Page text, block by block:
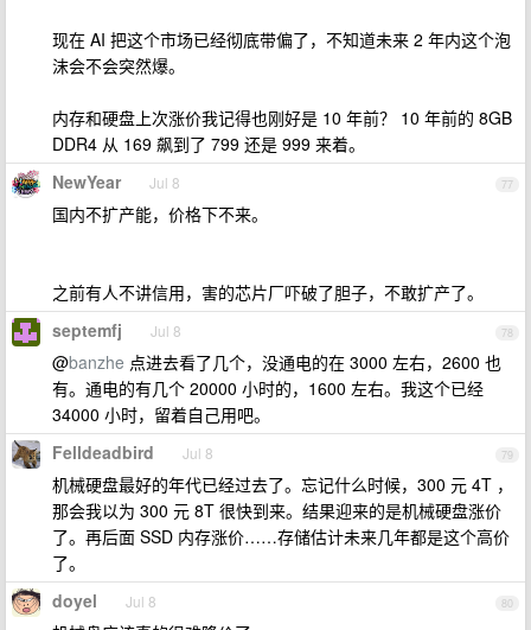
现在 AI 把这个市场已经彻底带偏了，不知道未来 2 年内这个泡
沫会不会突然爆。
内存和硬盘上次涨价我记得也刚好是 10 年前？ 10 年前的 8GB
DDR4 从 169 飙到了 799 还是 999 来着。
77
NewYear Jul 8
国内不扩产能，价格下不来。
之前有人不讲信用，害的芯片厂吓破了胆子，不敢扩产了。
78
septemfj Jul 8
@banzhe 点进去看了几个，没通电的在 3000 左右，2600 也
有。通电的有几个 20000 小时的，1600 左右。我这个已经
34000 小时，留着自己用吧。
79
Felldeadbird Jul 8
机械硬盘最好的年代已经过去了。忘记什么时候，300 元 4T ，
那会我以为 300 元 8T 很快到来。结果迎来的是机械硬盘涨价
了。再后面 SSD 内存涨价……存储估计未来几年都是这个高价
了。
80
doyel Jul 8